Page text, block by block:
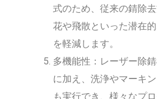
式のため、従来の錆除
花や飛散といった潜在
を軽減します。
多機能性：レーザー除
に加え、洗浄やマーキ
も実行でき、様々なプ